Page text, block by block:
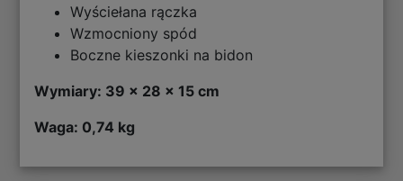
Wyściełana rączka
Wzmocniony spód
Boczne kieszonki na bidon
Wymiary: 39 x 28 x 15 cm
Waga: 0,74 kg